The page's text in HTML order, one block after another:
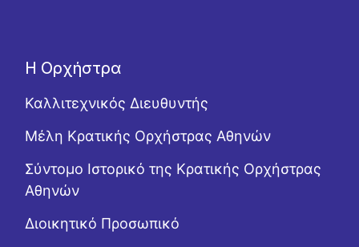
Η Ορχήστρα
Καλλιτεχνικός Διευθυντής
Μέλη Κρατικής Ορχήστρας Αθηνών
Σύντομο Ιστορικό της Κρατικής Ορχήστρας
Αθηνών
Διοικητικό Προσωπικό